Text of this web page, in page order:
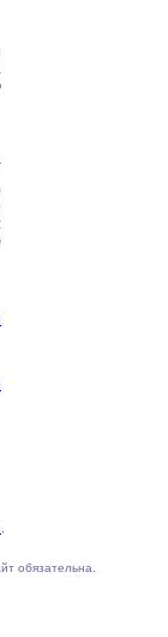
обязательна.